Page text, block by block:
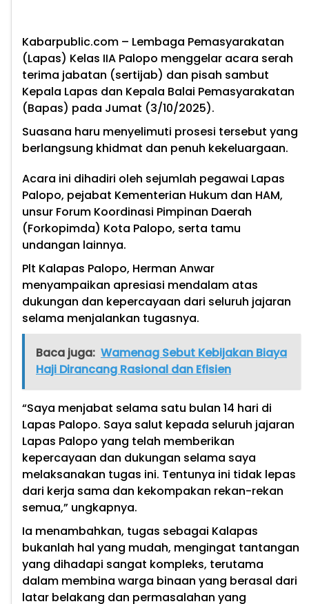
Kabarpublic.com – Lembaga Pemasyarakatan
(Lapas) Kelas IIA Palopo menggelar acara serah
terima jabatan (sertijab) dan pisah sambut
Kepala Lapas dan Kepala Balai Pemasyarakatan
(Bapas) pada Jumat (3/10/2025).
Suasana haru menyelimuti prosesi tersebut yang
berlangsung khidmat dan penuh kekeluargaan.
Acara ini dihadiri oleh sejumlah pegawai Lapas
Palopo, pejabat Kementerian Hukum dan HAM,
unsur Forum Koordinasi Pimpinan Daerah
(Forkopimda) Kota Palopo, serta tamu
undangan lainnya.
Plt Kalapas Palopo, Herman Anwar
menyampaikan apresiasi mendalam atas
dukungan dan kepercayaan dari seluruh jajaran
selama menjalankan tugasnya.
Baca juga: Wamenag Sebut Kebijakan Biaya
Haji Dirancang Rasional dan Efisien
“Saya menjabat selama satu bulan 14 hari di
Lapas Palopo. Saya salut kepada seluruh jajaran
Lapas Palopo yang telah memberikan
kepercayaan dan dukungan selama saya
melaksanakan tugas ini. Tentunya ini tidak lepas
dari kerja sama dan kekompakan rekan-rekan
semua,” ungkapnya.
Ia menambahkan, tugas sebagai Kalapas
bukanlah hal yang mudah, mengingat tantangan
yang dihadapi sangat kompleks, terutama
dalam membina warga binaan yang berasal dari
latar belakang dan permasalahan yang